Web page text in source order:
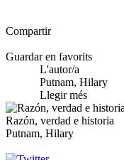
Compartir
Guardar en favorits
L'autor/a
Putnam, Hilary
Llegir més
Razón, verdad e historia
Putnam, Hilary